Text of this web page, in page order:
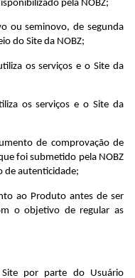
pela NOBZ;
ou seminovo, de segunda
do Site da NOBZ;
os serviços e o Site da
os serviços e o Site da
de comprovação de
foi submetido pela NOBZ
de autenticidade;
ao Produto antes de ser
o objetivo de regular as
por parte do Usuário